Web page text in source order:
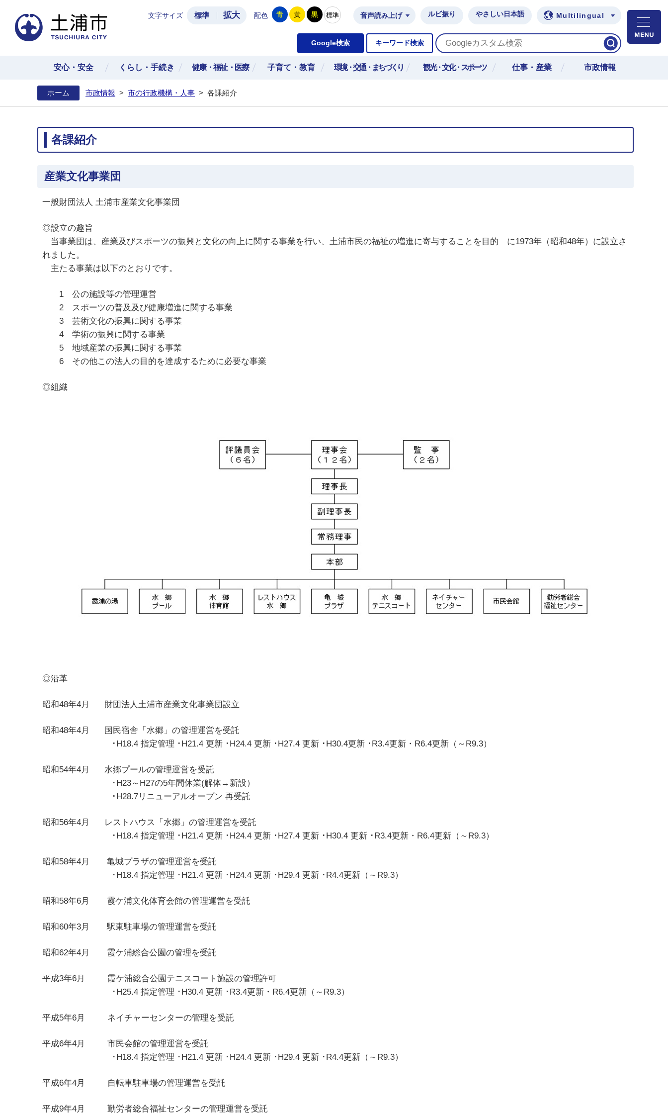
土浦市公式ホームページ
文字サイズ 標準 拡大 配色 青 黄 黒 標準 音声読み上げ ルビ振り やさしい日本語 Multilingual
Google検索 キーワード検索
安心・安全 くらし・手続き 健康・福祉・医療 子育て・教育 環境・交通・まちづくり 観光・文化・スポーツ 仕事・産業 市政情報
ホーム 市政情報 > 市の行政機構・人事 > 各課紹介
各課紹介
産業文化事業団
一般財団法人 土浦市産業文化事業団
◎設立の趣旨
当事業団は、産業及びスポーツの振興と文化の向上に関する事業を行い、土浦市民の福祉の増進に寄与することを目的 に1973年（昭和48年）に設立さ
れました。
主たる事業は以下のとおりです。
1 公の施設等の管理運営
2 スポーツの普及及び健康増進に関する事業
3 芸術文化の振興に関する事業
4 学術の振興に関する事業
5 地域産業の振興に関する事業
6 その他この法人の目的を達成するために必要な事業
◎組織
◎沿革
昭和48年4月 財団法人土浦市産業文化事業団設立
昭和48年4月 国民宿舎「水郷」の管理運営を受託
･H18.4 指定管理 ･H21.4 更新 ･H24.4 更新 ･H27.4 更新 ･H30.4更新 ･R3.4更新・R6.4更新（～R9.3）
昭和54年4月 水郷プールの管理運営を受託
･H23～H27の5年間休業(解体→新設）
･H28.7リニューアルオープン 再受託
昭和56年4月 レストハウス「水郷」の管理運営を受託
･H18.4 指定管理 ･H21.4 更新 ･H24.4 更新 ･H27.4 更新 ･H30.4 更新 ･R3.4更新・R6.4更新（～R9.3）
昭和58年4月 亀城プラザの管理運営を受託
･H18.4 指定管理 ･H21.4 更新 ･H24.4 更新 ･H29.4 更新 ･R4.4更新（～R9.3）
昭和58年6月 霞ケ浦文化体育会館の管理運営を受託
昭和60年3月 駅東駐車場の管理運営を受託
昭和62年4月 霞ケ浦総合公園の管理を受託
平成3年6月 霞ケ浦総合公園テニスコート施設の管理許可
･H25.4 指定管理 ･H30.4 更新 ･R3.4更新・R6.4更新（～R9.3）
平成5年6月 ネイチャーセンターの管理を受託
平成6年4月 市民会館の管理運営を受託
･H18.4 指定管理 ･H21.4 更新 ･H24.4 更新 ･H29.4 更新 ･R4.4更新（～R9.3）
平成6年4月 自転車駐車場の管理運営を受託
平成9年4月 勤労者総合福祉センターの管理運営を受託